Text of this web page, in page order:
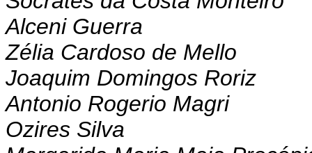
Alceni Guerra
Zélia Cardoso de Mello
Joaquim Domingos Roriz
Antonio Rogerio Magri
Ozires Silva